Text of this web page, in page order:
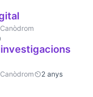
2 anys